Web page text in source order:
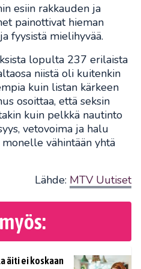
esiin rakkauden ja
painottivat hieman
fyysistä mielihyvää.
lopulta 237 erilaista
niistä oli kuitenkin
kuin listan kärkeen
osoittaa, että seksin
kuin pelkkä nautinto
vetovoima ja halu
vähintään yhtä
Lähde: MTV Uutiset
äiti ei koskaan